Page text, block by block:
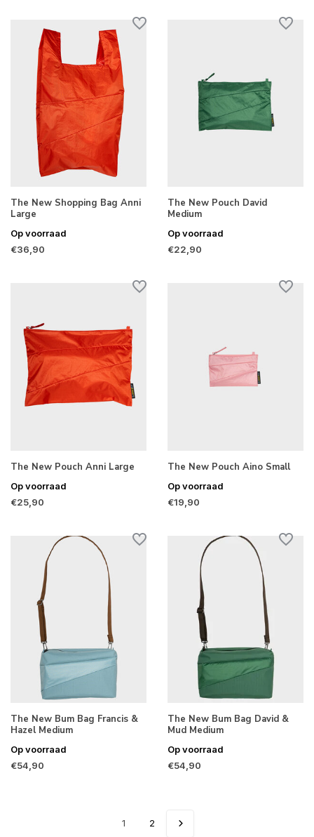
The New Shopping Bag Anni
Large
Op voorraad
€36,90
The New Pouch David
Medium
Op voorraad
€22,90
The New Pouch Anni Large
Op voorraad
€25,90
The New Pouch Aino Small
Op voorraad
€19,90
The New Bum Bag Francis &
Hazel Medium
Op voorraad
€54,90
The New Bum Bag David &
Mud Medium
Op voorraad
€54,90
1 2